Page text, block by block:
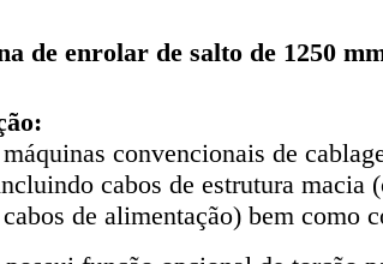
de enrolar de salto de 1250
convencionais de
cabos de estrutura macia
de alimentação) bem como